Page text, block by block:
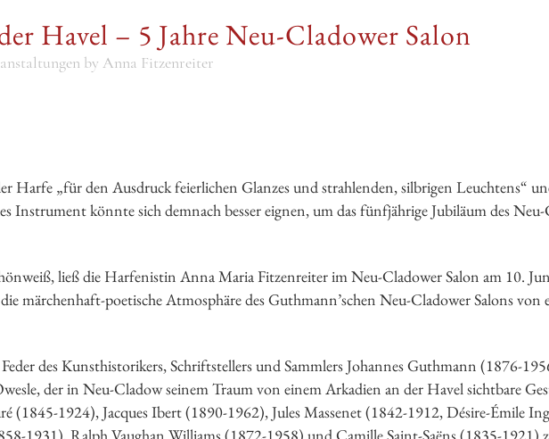
Havel – 5 Jahre Neu-Cladower Salon
by Anna Fitzenreiter
Harfe „für den Ausdruck feierlichen Glanzes und strahlenden, silbrigen Leuchtens“
Instrument könnte sich demnach besser eignen, um das fünfjährige Jubiläum des
ließ die Harfenistin Anna Maria Fitzenreiter im Neu-Cladower Salon am 10.
märchenhaft-poetische Atmosphäre des Guthmann’schen Neu-Cladower Salons
des Kunsthistorikers, Schriftstellers und Sammlers Johannes Guthmann (1876-
der in Neu-Cladow seinem Traum von einem Arkadien an der Havel sichtbare
(1845-1924), Jacques Ibert (1890-1962), Jules Massenet (1842-1912, Désire-Émile